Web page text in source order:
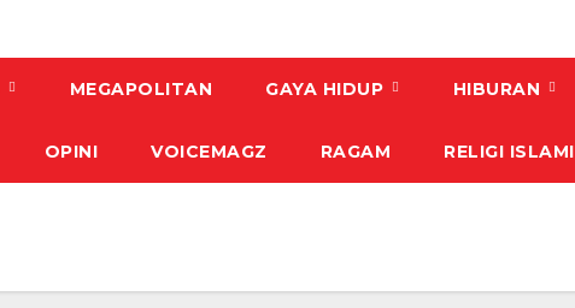
MEGAPOLITAN GAYA HIDUP HIBURAN
OPINI VOICEMAGZ RAGAM RELIGI ISLAMI